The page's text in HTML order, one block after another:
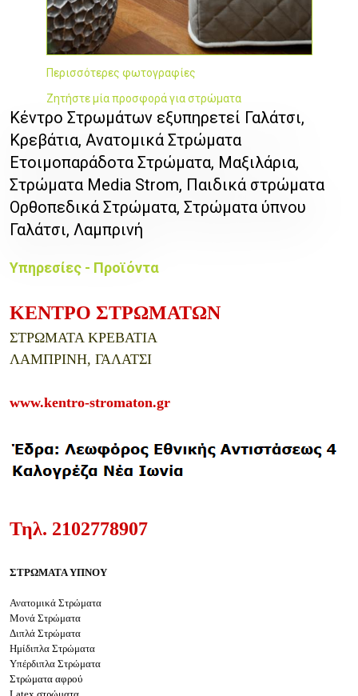
Περισσότερες φωτογραφίες
Ζητήστε μία προσφορά για στρώματα
Κέντρο Στρωμάτων εξυπηρετεί Γαλάτσι,
Κρεβάτια, Ανατομικά Στρώματα
Eτοιμοπαράδοτα Στρώματα, Μαξιλάρια,
Στρώματα Media Strom, Παιδικά στρώματα
Ορθοπεδικά Στρώματα, Στρώματα ύπνου
Γαλάτσι, Λαμπρινή
Υπηρεσίες - Προϊόντα
ΚΕΝΤΡΟ ΣΤΡΩΜΑΤΩΝ
ΣΤΡΩΜΑΤΑ ΚΡΕΒΑΤΙΑ
ΛΑΜΠΡΙΝΗ, ΓΑΛΑΤΣΙ
www.kentro-stromaton.gr
Τηλ. 2102778907
ΣΤΡΩΜΑΤΑ ΥΠΝΟΥ
Ανατομικά Στρώματα
Μονά Στρώματα
Διπλά Στρώματα
Ημίδιπλα Στρώματα
Υπέρδιπλα Στρώματα
Στρώματα αφρού